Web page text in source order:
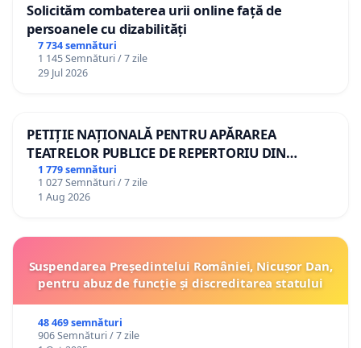
Solicităm combaterea urii online față de
persoanele cu dizabilități
7 734 semnături
1 145 Semnături / 7 zile
29 Jul 2026
PETIȚIE NAȚIONALĂ PENTRU APĂRAREA
TEATRELOR PUBLICE DE REPERTORIU DIN
ROMÂNIA
1 779 semnături
1 027 Semnături / 7 zile
1 Aug 2026
Suspendarea Președintelui României, Nicușor Dan,
pentru abuz de funcție și discreditarea statului
48 469 semnături
906 Semnături / 7 zile